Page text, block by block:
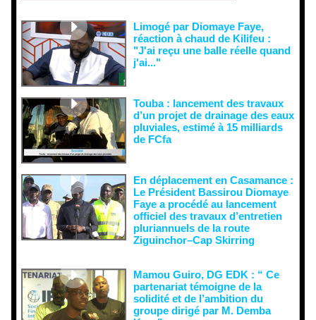
Limogé par Diomaye Faye,
réaction à chaud de Kilifeu :
"J'ai reçu une balle réelle quand
j'ai..."
Touba : lancement des travaux
d’un projet de drainage des eaux
pluviales, estimé à 15 milliards
de FCfa ‎
En déplacement en Casamance :
Le Président Bassirou Diomaye
Faye a procédé au lancement
officiel des travaux d’entretien
pluriannuels de la route
Ziguinchor–Cap Skirring
Mamou Guiro, DG EDK : “ Ce
partenariat témoigne de la
solidité et de l’ambition du
groupe dirigé par M. Demba